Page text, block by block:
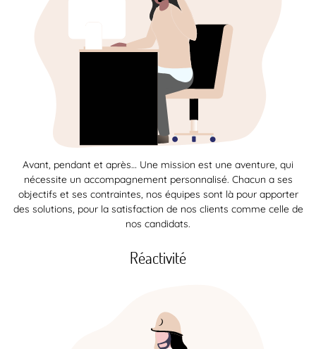
Avant, pendant et après… Une mission est une aventure, qui
nécessite un accompagnement personnalisé. Chacun a ses
objectifs et ses contraintes, nos équipes sont là pour apporter
des solutions, pour la satisfaction de nos clients comme celle de
nos candidats.
Réactivité